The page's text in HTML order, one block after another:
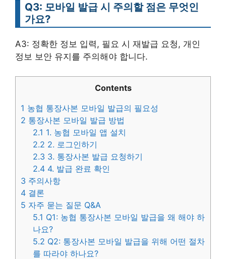
Q3: 모바일 발급 시 주의할 점은 무엇인
가요?
A3: 정확한 정보 입력, 필요 시 재발급 요청, 개인
정보 보안 유지를 주의해야 합니다.
Contents
1 농협 통장사본 모바일 발급의 필요성
2 통장사본 모바일 발급 방법
2.1 1. 농협 모바일 앱 설치
2.2 2. 로그인하기
2.3 3. 통장사본 발급 요청하기
2.4 4. 발급 완료 확인
3 주의사항
4 결론
5 자주 묻는 질문 Q&A
5.1 Q1: 농협 통장사본 모바일 발급을 왜 해야 하
나요?
5.2 Q2: 통장사본 모바일 발급을 위해 어떤 절차
를 따라야 하나요?